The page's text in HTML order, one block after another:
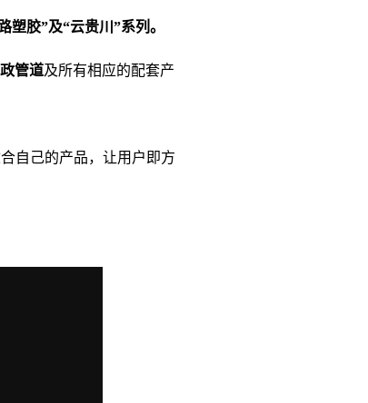
塑胶”及“云贵川”系列。
管道及所有相应的配套产
自己的产品，让用户即方